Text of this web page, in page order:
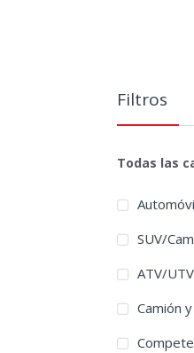
Filtros
Todas las
SUV/
ATV/UTV
Camión